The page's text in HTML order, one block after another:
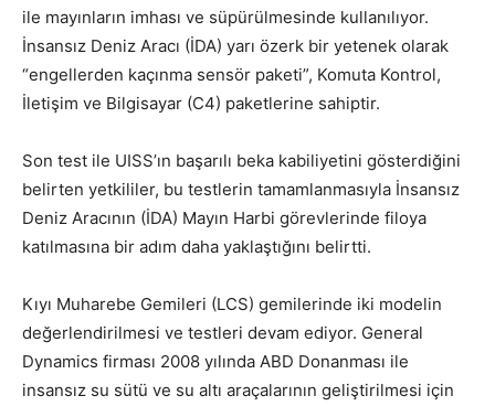
ile mayınların imhası ve süpürülmesinde kullanılıyor.
İnsansız Deniz Aracı (İDA) yarı özerk bir yetenek olarak
“engellerden kaçınma sensör paketi”, Komuta Kontrol,
İletişim ve Bilgisayar (C4) paketlerine sahiptir.
Son test ile UISS’ın başarılı beka kabiliyetini gösterdiğini
belirten yetkililer, bu testlerin tamamlanmasıyla İnsansız
Deniz Aracının (İDA) Mayın Harbi görevlerinde filoya
katılmasına bir adım daha yaklaştığını belirtti.
Kıyı Muharebe Gemileri (LCS) gemilerinde iki modelin
değerlendirilmesi ve testleri devam ediyor. General
Dynamics firması 2008 yılında ABD Donanması ile
insansız su sütü ve su altı araçalarının geliştirilmesi için